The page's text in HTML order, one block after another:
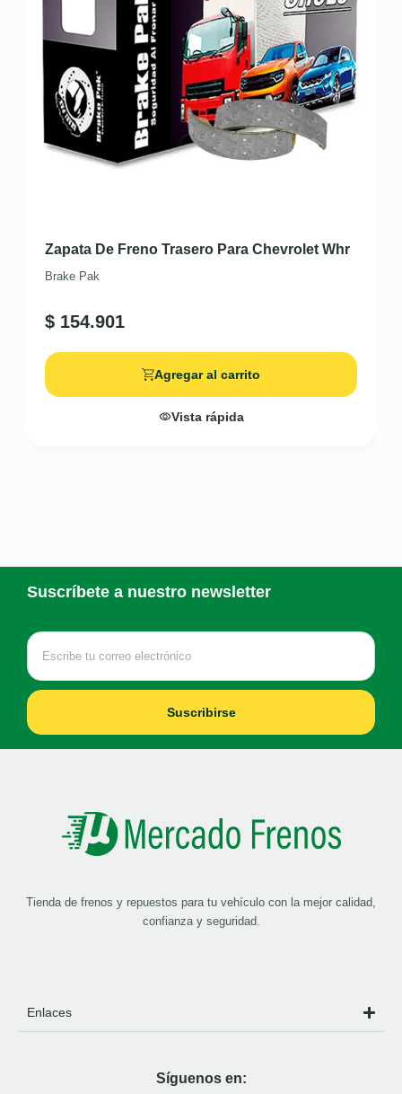
Zapata De Freno Trasero Para Chevrolet Whr
Brake Pak
$ 154.901
Agregar al carrito
Vista rápida
Suscríbete a nuestro newsletter
Suscribirse
Tienda de frenos y repuestos para tu vehículo con la mejor calidad,
confianza y seguridad.
Enlaces
Síguenos en: